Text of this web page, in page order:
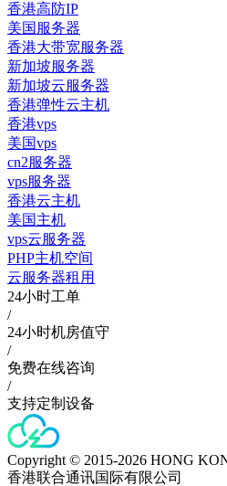
香港高防IP
美国服务器
香港大带宽服务器
新加坡服务器
新加坡云服务器
香港弹性云主机
香港vps
美国vps
cn2服务器
vps服务器
香港云主机
美国主机
vps云服务器
PHP主机空间
云服务器租用
24小时工单
/
24小时机房值守
/
免费在线咨询
/
支持定制设备
Copyright © 2015-2026 HONG
香港联合通讯国际有限公司